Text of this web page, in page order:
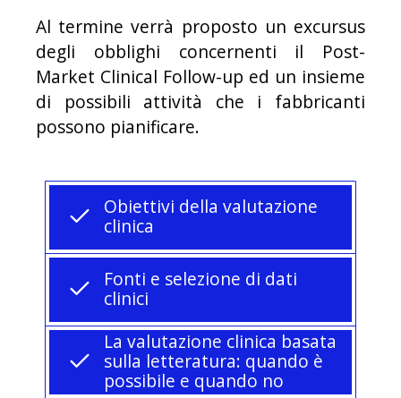
Al termine verrà proposto un excursus
degli obblighi concernenti il Post-
Market Clinical Follow-up ed un insieme
di possibili attività che i fabbricanti
possono pianificare.
Obiettivi della valutazione
clinica
Fonti e selezione di dati
clinici
La valutazione clinica basata
sulla letteratura: quando è
possibile e quando no